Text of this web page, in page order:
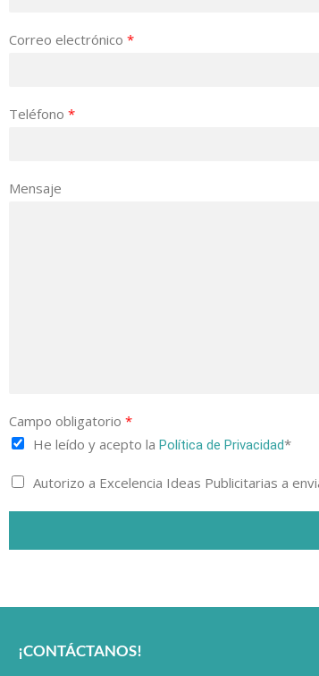
Correo electrónico *
Teléfono *
Mensaje
Campo obligatorio *
He leído y acepto la Política de Privacidad*
Autorizo a Excelencia Ideas Publicitarias a
¡CONTÁCTANOS!